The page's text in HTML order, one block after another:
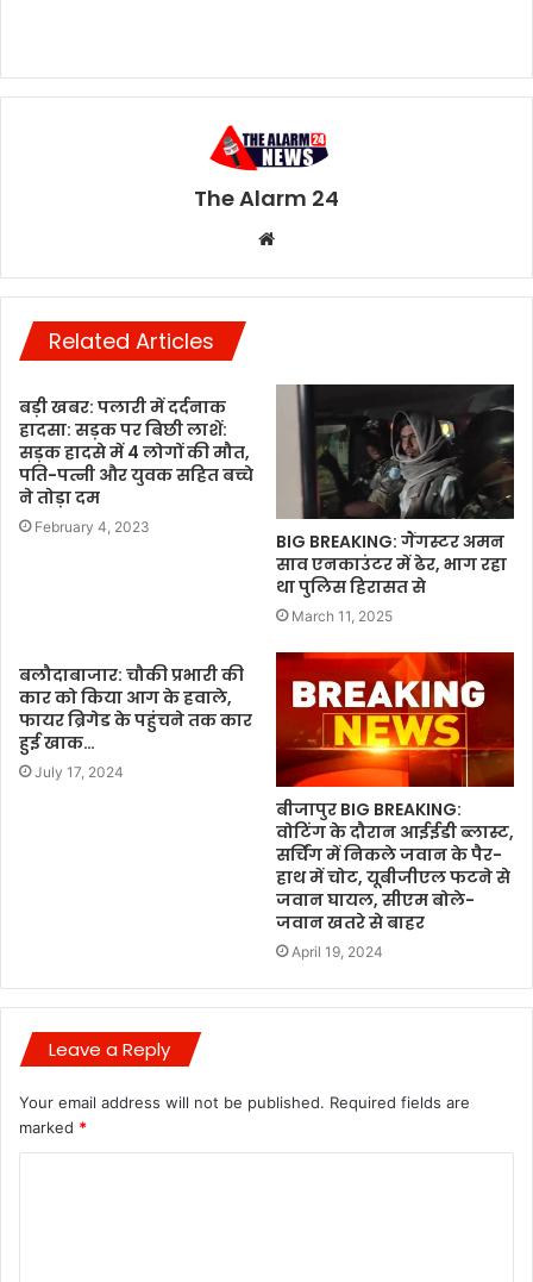
The Alarm 24
Website
Related Articles
बड़ी खबर: पलारी में दर्दनाक
हादसा: सड़क पर बिछी लाशें:
सड़क हादसे में 4 लोगों की मौत,
पति-पत्नी और युवक सहित बच्चे
ने तोड़ा दम
February 4, 2023
BIG BREAKING: गैंगस्टर अमन
साव एनकाउंटर में ढेर, भाग रहा
था पुलिस हिरासत से
March 11, 2025
बलौदाबाजार: चौकी प्रभारी की
कार को किया आग के हवाले,
फायर ब्रिगेड के पहुंचने तक कार
हुई खाक…
July 17, 2024
बीजापुर BIG BREAKING:
वोटिंग के दौरान आईईडी ब्लास्ट,
सर्चिंग में निकले जवान के पैर-
हाथ में चोट, यूबीजीएल फटने से
जवान घायल, सीएम बोले-
जवान खतरे से बाहर
April 19, 2024
Leave a Reply
Your email address will not be published. Required fields are
marked *